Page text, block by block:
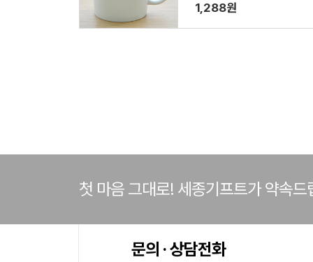
1,288원
첫 마음 그대로! 세종기프트가 약속드
문의 · 상담전화